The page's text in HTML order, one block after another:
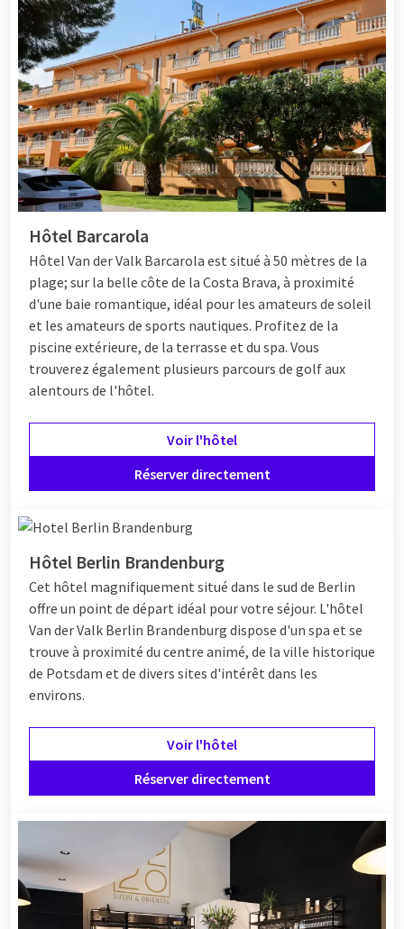
Hôtel Barcarola
Hôtel Van der Valk Barcarola est situé à 50 mètres de la
plage; sur la belle côte de la Costa Brava, à proximité
d'une baie romantique, idéal pour les amateurs de soleil
et les amateurs de sports nautiques. Profitez de la
piscine extérieure, de la terrasse et du spa. Vous
trouverez également plusieurs parcours de golf aux
alentours de l'hôtel.
Voir l'hôtel
Réserver directement
Hôtel Berlin Brandenburg
Cet hôtel magnifiquement situé dans le sud de Berlin
offre un point de départ idéal pour votre séjour. L'hôtel
Van der Valk Berlin Brandenburg dispose d'un spa et se
trouve à proximité du centre animé, de la ville historique
de Potsdam et de divers sites d'intérêt dans les
environs.
Voir l'hôtel
Réserver directement